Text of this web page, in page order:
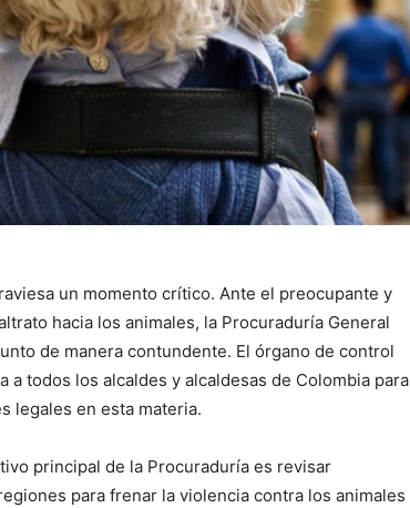
un momento crítico. Ante el preocupante y
hacia los animales, la Procuraduría General
de manera contundente. El órgano de control
todos los alcaldes y alcaldesas de Colombia para
legales en esta materia.
principal de la Procuraduría es revisar
para frenar la violencia contra los animales